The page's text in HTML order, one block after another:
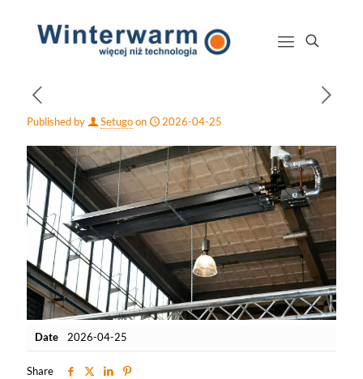
Published by Setugoon 2026-04-25
Date 2026-04-25
Share